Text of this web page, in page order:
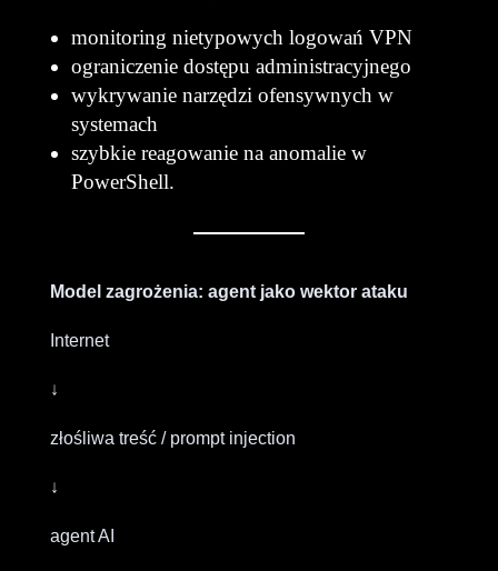
monitoring nietypowych logowań VPN
ograniczenie dostępu administracyjnego
wykrywanie narzędzi ofensywnych w
systemach
szybkie reagowanie na anomalie w
PowerShell.
Model zagrożenia: agent jako wektor ataku
Internet
↓
złośliwa treść / prompt injection
↓
agent AI